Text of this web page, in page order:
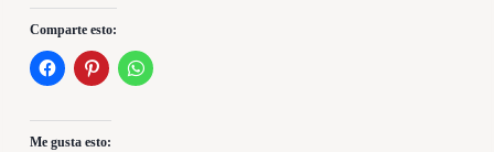
Comparte esto:
Me gusta esto: